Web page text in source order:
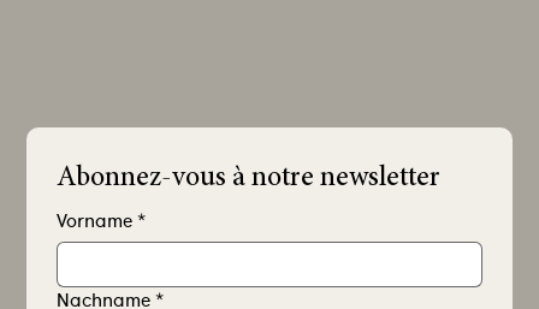
Abonnez-vous à notre newsletter
Vorname *
Nachname *